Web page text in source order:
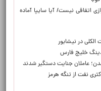
اتفاقی نیست/ آیا سایپا آماده
عاملان جنایت دستگیر شدند
نفت از تنگه هرمز